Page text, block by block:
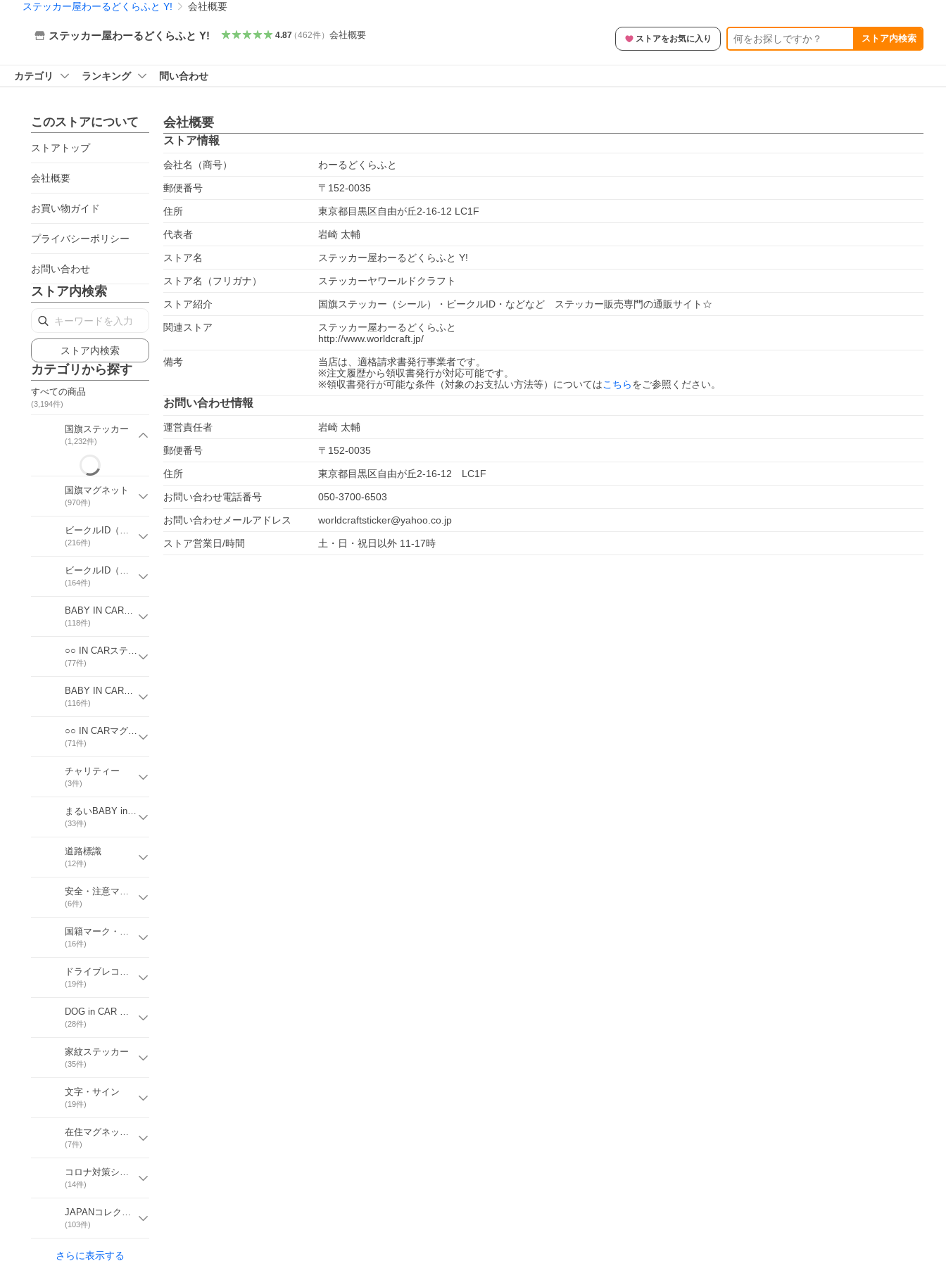
ステッカー屋わーるどくらふと Y! 会社概要
ステッカー屋わーるどくらふと Y! 4.87（462件） 会社概要 ストアをお気に入り ストア内検索
カテゴリ ランキング 問い合わせ
このストアについて
ストアトップ
会社概要
お買い物ガイド
プライバシーポリシー
お問い合わせ
ストア内検索
ストア内検索
カテゴリから探す
すべての商品
(3,194件)
国旗ステッカー
(1,232件)
国旗マグネット
(970件)
ビークルID（国識別）ステッカー
(216件)
ビークルID（国識別）マグネット
(164件)
BABY IN CARステッカー
(118件)
○○ IN CARステッカー
(77件)
BABY IN CARマグネット
(116件)
○○ IN CARマグネット
(71件)
チャリティー
(3件)
まるいBABY in CAR／CHILD in CAR
(33件)
道路標識
(12件)
安全・注意マーク
(6件)
国籍マーク・ラウンデル
(16件)
ドライブレコーダー録画中
(19件)
DOG in CAR ／ CAT in CAR
(28件)
家紋ステッカー
(35件)
文字・サイン
(19件)
在住マグネット＆ステッカー
(7件)
コロナ対策シリーズ
(14件)
JAPANコレクション
(103件)
さらに表示する
会社概要
ストア情報
会社名（商号） わーるどくらふと
郵便番号 〒 152-0035
住所 東京都目黒区自由が丘2-16-12 LC1F
代表者 岩崎 太輔
ストア名 ステッカー屋わーるどくらふと Y!
ストア名（フリガナ） ステッカーヤワールドクラフト
ストア紹介 国旗ステッカー（シール）・ビークルID・などなど　ステッカー販売専門の通販サイト☆
関連ストア
ステッカー屋わーるどくらふと
http://www.worldcraft.jp/
備考
当店は、適格請求書発行事業者です。
※注文履歴から領収書発行が対応可能です。
※領収書発行が可能な条件（対象のお支払い方法等）についてはこちらをご参照ください。
お問い合わせ情報
運営責任者 岩崎 太輔
郵便番号 〒 152-0035
住所 東京都目黒区自由が丘2-16-12　LC1F
お問い合わせ電話番号 050-3700-6503
お問い合わせメールアドレス worldcraftsticker@yahoo.co.jp
ストア営業日/時間 土・日・祝日以外 11-17時